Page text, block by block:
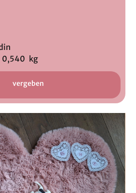
kg
vergeben